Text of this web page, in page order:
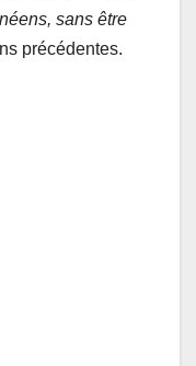
sans être
précédentes.